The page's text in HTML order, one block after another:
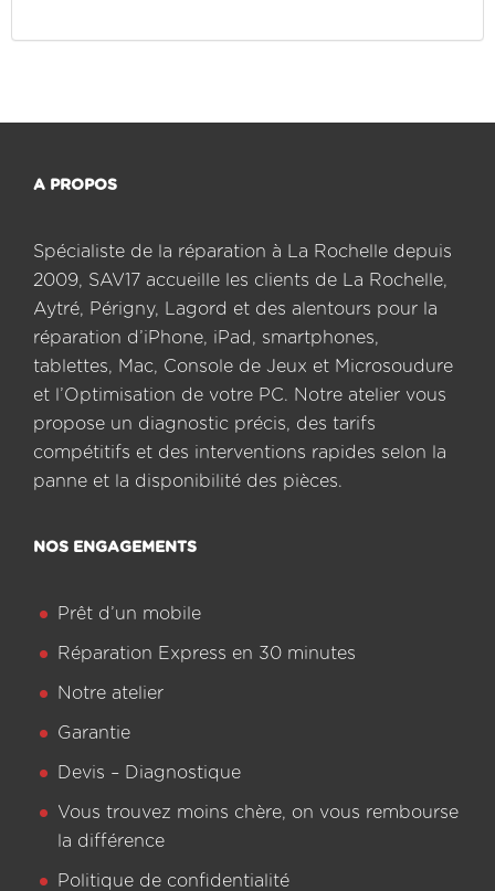
A PROPOS
Spécialiste de la réparation à La Rochelle depuis
2009, SAV17 accueille les clients de La Rochelle,
Aytré, Périgny, Lagord et des alentours pour la
réparation d’iPhone, iPad, smartphones,
tablettes, Mac, Console de Jeux et Microsoudure
et l’Optimisation de votre PC. Notre atelier vous
propose un diagnostic précis, des tarifs
compétitifs et des interventions rapides selon la
panne et la disponibilité des pièces.
NOS ENGAGEMENTS
Prêt d’un mobile
Réparation Express en 30 minutes
Notre atelier
Garantie
Devis – Diagnostique
Vous trouvez moins chère, on vous rembourse
la différence
Politique de confidentialité